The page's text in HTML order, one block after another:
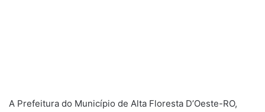
A Prefeitura do Município de Alta Floresta D’Oeste-RO,